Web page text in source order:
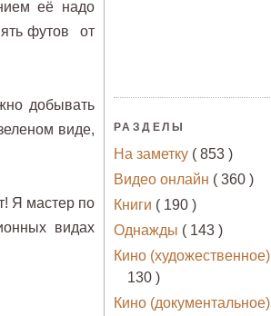
её надо
футов от
добывать
виде,
Я мастер по
видах
РАЗДЕЛЫ
На заметку ( 853 )
Видео онлайн ( 360 )
Книги ( 190 )
Однажды ( 143 )
Кино (художественное)
130 )
Кино (документальное)